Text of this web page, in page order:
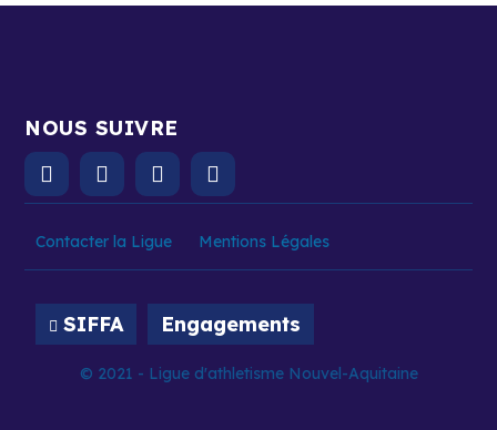
NOUS SUIVRE
Contacter la Ligue Mentions Légales
SIFFA Engagements
© 2021 - Ligue d'athletisme Nouvel-Aquitaine